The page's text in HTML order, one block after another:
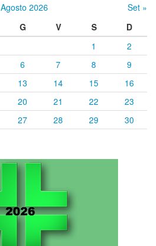
Agosto 2026
Set »
G V S
D
1
2
6 7 8
9
13 14 15
16
20 21 22
23
27 28 29
30